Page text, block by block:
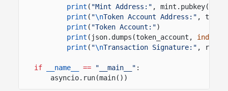
print ( "Mint Address:" , mint.pubkey())
print ( "\nToken Account Address:" ,
print ( "Token Account:")
print (json.dumps(token_account, indent
print ( "\nTransaction Signature:" ,
if __name__ == "__main__" :
asyncio.run(main())